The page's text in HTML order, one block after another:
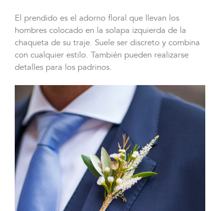
El prendido es el adorno floral que llevan los
hombres colocado en la solapa izquierda de la
chaqueta de su traje. Suele ser discreto y combina
con cualquier estilo. También pueden realizarse
detalles para los padrinos.